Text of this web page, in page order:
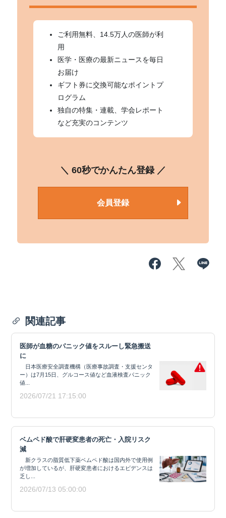
ご利用無料、14.5万人の医師が利
用
医学・医療の最新ニュースを毎日
お届け
ギフト券に交換可能なポイントプ
ログラム
独自の特集・連載、学会レポート
など充実のコンテンツ
＼ 60秒でかんたん登録 ／
会員登録
関連記事
医師が血糖のパニック値をスルーし緊急搬送
に
日本医療安全調査機構（医療事故調査・支援センタ
ー）は7月15日、グルコース値など血液検査パニック
値...
2026/07/21 17:15:00
ベムペド酸で肝硬変患者の死亡・入院リスク
減
新クラスの脂質低下薬ベムペド酸は国内外で使用例
が増加しているが、肝硬変患者におけるエビデンスは
乏し...
2026/07/13 05:00:00